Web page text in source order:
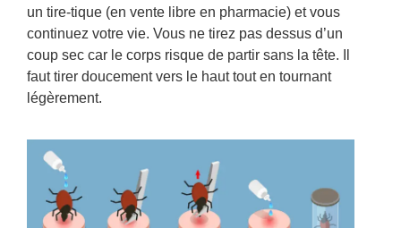
un tire-tique (en vente libre en pharmacie) et vous
continuez votre vie. Vous ne tirez pas dessus d’un
coup sec car le corps risque de partir sans la tête. Il
faut tirer doucement vers le haut tout en tournant
légèrement.